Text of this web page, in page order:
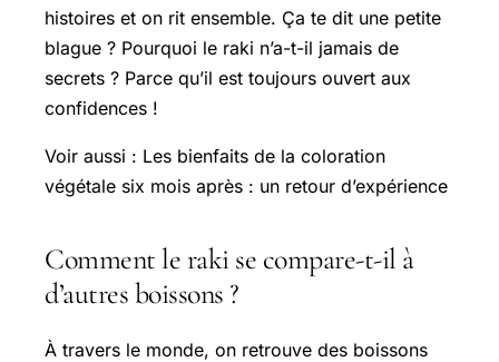
histoires et on rit ensemble. Ça te dit une petite
blague ? Pourquoi le raki n’a-t-il jamais de
secrets ? Parce qu’il est toujours ouvert aux
confidences !
Voir aussi : Les bienfaits de la coloration
végétale six mois après : un retour d’expérience
Comment le raki se compare-t-il à
d’autres boissons ?
À travers le monde, on retrouve des boissons